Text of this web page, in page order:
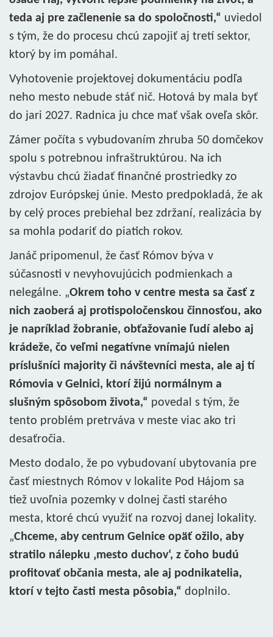
teda aj pre začlenenie sa do spoločnosti,“ uviedol
s tým, že do procesu chcú zapojiť aj tretí sektor,
ktorý by im pomáhal.
Vyhotovenie projektovej dokumentáciu podľa
neho mesto nebude stáť nič. Hotová by mala byť
do jari 2027. Radnica ju chce mať však oveľa skôr.
Zámer počíta s vybudovaním zhruba 50 domčekov
spolu s potrebnou infraštruktúrou. Na ich
výstavbu chcú žiadať finančné prostriedky zo
zdrojov Európskej únie. Mesto predpokladá, že ak
by celý proces prebiehal bez zdržaní, realizácia by
sa mohla podariť do piatich rokov.
Janáč pripomenul, že časť Rómov býva v
súčasnosti v nevyhovujúcich podmienkach a
nelegálne. „Okrem toho v centre mesta sa časť z
nich zaoberá aj protispoločenskou činnosťou, ako
je napríklad žobranie, obťažovanie ľudí alebo aj
krádeže, čo veľmi negatívne vnímajú nielen
príslušníci majority či návštevníci mesta, ale aj tí
Rómovia v Gelnici, ktorí žijú normálnym a
slušným spôsobom života,“ povedal s tým, že
tento problém pretrváva v meste viac ako tri
desaťročia.
Mesto dodalo, že po vybudovaní ubytovania pre
časť miestnych Rómov v lokalite Pod Hájom sa
tiež uvoľnia pozemky v dolnej časti starého
mesta, ktoré chcú využiť na rozvoj danej lokality.
„Chceme, aby centrum Gelnice opäť ožilo, aby
stratilo nálepku ‚mesto duchov‘, z čoho budú
profitovať občania mesta, ale aj podnikatelia,
ktorí v tejto časti mesta pôsobia,“ doplnilo.